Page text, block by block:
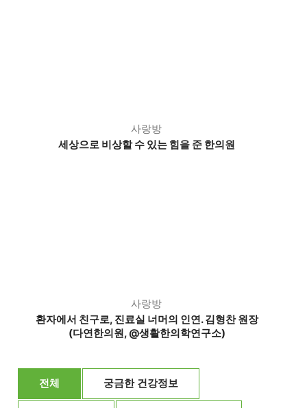
사랑방
세상으로 비상할 수 있는 힘을 준 한의원
사랑방
환자에서 친구로, 진료실 너머의 인연. 김형찬 원장
(다연한의원, @생활한의학연구소)
전체 궁금한 건강정보